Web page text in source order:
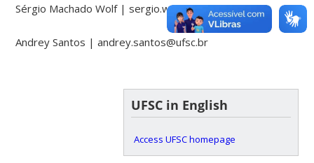
Sérgio Machado Wolf | sergio.wolf@ufsc.br
Andrey Santos | andrey.santos@ufsc.br
UFSC in English
Access UFSC homepage